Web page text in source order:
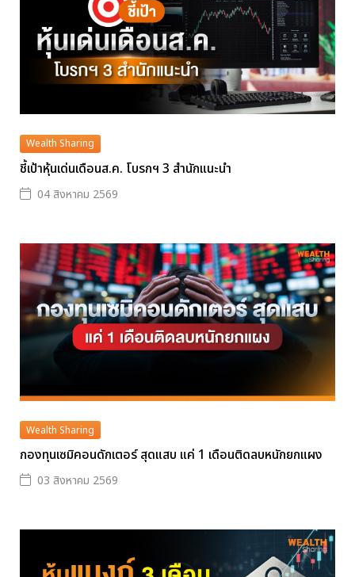
Wealth Sharing
ชี้เป้าหุ้นเด่นเดือนส.ค. โบรกฯ 3 สำนักแนะนำ
04 สิงหาคม 2569
Wealth Sharing
กองทุนเซมิคอนดักเตอร์ สุดแสบ แค่ 1 เดือนติดลบหนักยกแผง
03 สิงหาคม 2569